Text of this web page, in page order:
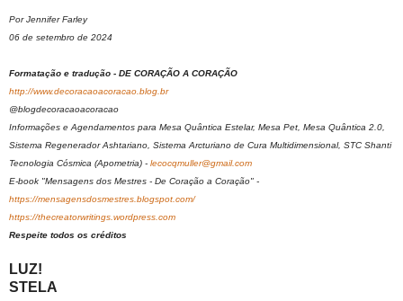
Por Jennifer Farley
06 de setembro de 2024
Formatação e tradução - DE CORAÇÃO A CORAÇÃO
http://www.decoracaoacoracao.blog.br
@blogdecoracaoacoracao
Informações e Agendamentos para Mesa Quântica Estelar, Mesa Pet, Mesa Quântica 2.0,
Sistema Regenerador Ashtariano, Sistema Arcturiano de Cura Multidimensional, STC Shanti
Tecnologia Cósmica (Apometria) - lecocqmuller@gmail.com
E-book "Mensagens dos Mestres - De Coração a Coração" -
https://mensagensdosmestres.blogspot.com/
https://thecreatorwritings.wordpress.com
Respeite todos os créditos
LUZ!
STELA